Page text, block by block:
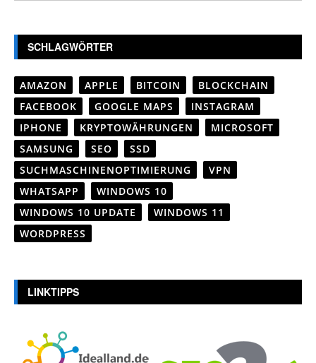
SCHLAGWÖRTER
AMAZON APPLE BITCOIN
BLOCKCHAIN
FACEBOOK
GOOGLE MAPS
INSTAGRAM
IPHONE
KRYPTOWÄHRUNGEN
MICROSOFT
SAMSUNG
SEO
SSD
SUCHMASCHINENOPTIMIERUNG
VPN
WHATSAPP
WINDOWS 10
WINDOWS 10 UPDATE
WINDOWS 11
WORDPRESS
LINKTIPPS